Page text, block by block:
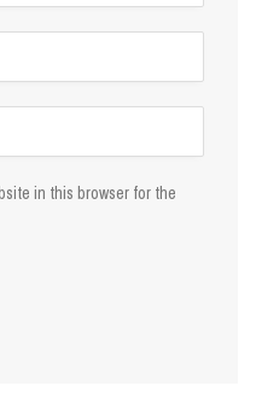
in this browser for the